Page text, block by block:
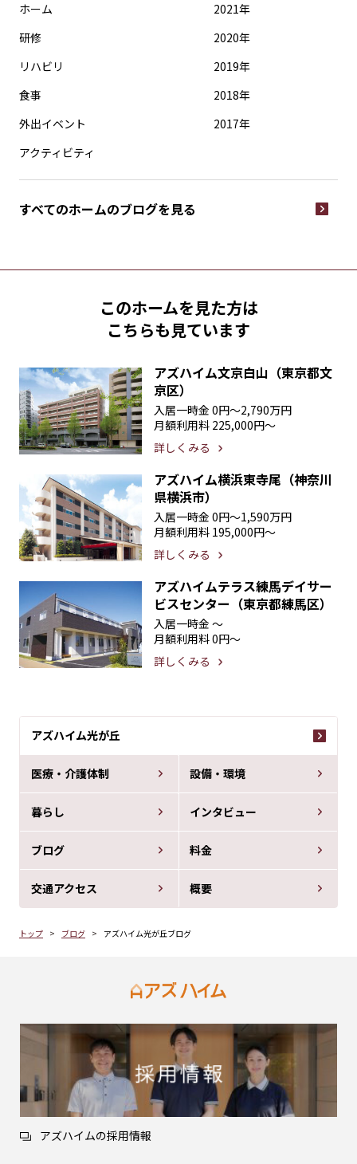
アズハイム光が丘
医療・介護体制 設備・環境
暮らし インタビュー
ブログ 料金
交通アクセス 概要
トップ ブログ アズハイム光が丘ブログ
ホーム
研修
リハビリ
食事
外出イベント
アクティビティ
2021年
2020年
2019年
2018年
2017年
すべてのホームのブログを見る
このホームを見た方は
こちらも見ています
アズハイム文京白山（東京都文
京区）
入居一時金 0円〜2,790万円
月額利用料 225,000円〜
詳しくみる
アズハイム横浜東寺尾（神奈川
県横浜市）
入居一時金 0円〜1,590万円
月額利用料 195,000円〜
詳しくみる
アズハイムテラス練馬デイサー
ビスセンター（東京都練馬区）
入居一時金 〜
月額利用料0円〜
詳しくみる
アズハイムの採用情報